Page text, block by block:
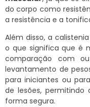
do corpo como
a resistência e a
Além disso, a
o que significa que é
comparação com
levantamento de
para iniciantes ou
de lesões, permitindo
forma segura.